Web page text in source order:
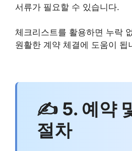
서류가 필요할 수 있습니다.
체크리스트를 활용하면 누락
원활한 계약 체결에 도움이 됩
✍ 5. 예약
절차